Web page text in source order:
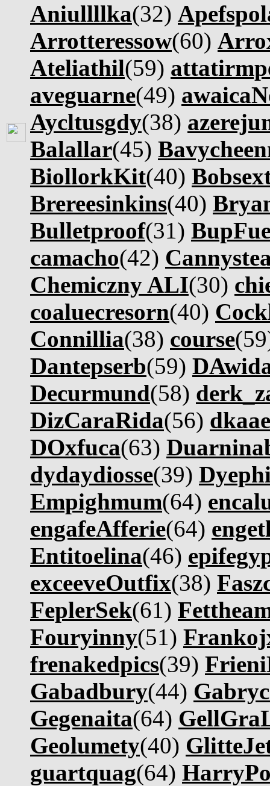
Aniullllka(32)
Arrotteressow(60)
Ateliathil(59)
aveguarne(49)
Aycltusgdy(38)
Balallar(45)
BiollorkKit(40)
Brereesinkins(40)
Bulletproof(31)
camacho(42)
Chemiczny ALI(30)
coaluecresorn(40)
Connillia(38) course
Dantepserb(59)
Decurmund(58)
DizCaraRida(56)
DOxfuca(63)
dydaydiosse(39)
Empighmum(64)
engafeAfferie(64)
Entitoelina(46)
exceeveOutfix(38)
FeplerSek(61)
Fouryinny(51)
frenakedpics(39)
Gabadbury(44)
Gegenaita(64)
Geolumety(40)
guartquag(64)